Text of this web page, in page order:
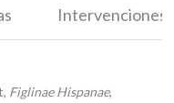
Intervenciones
Figlinae Hispanae,